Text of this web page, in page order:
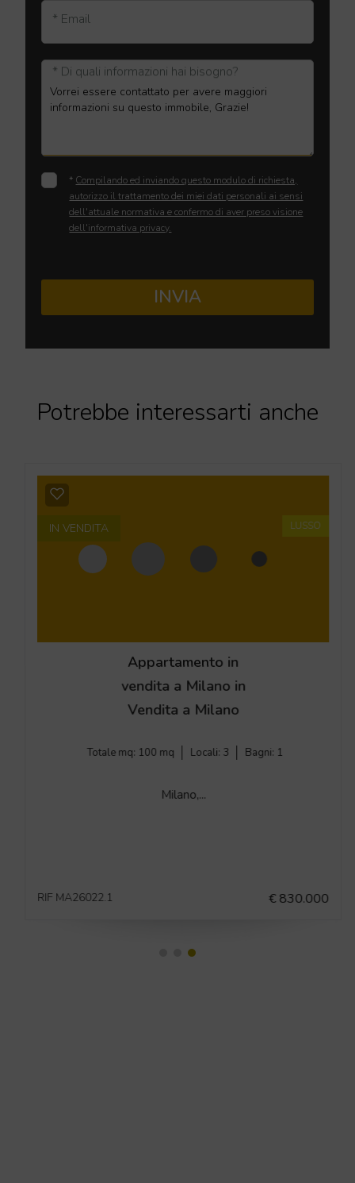
* Email
* Di quali informazioni hai bisogno?
* Compilando ed inviando questo modulo di richiesta,
autorizzo il trattamento dei miei dati personali ai sensi
dell'attuale normativa e confermo di aver preso visione
dell'informativa privacy.
INVIA
Potrebbe interessarti anche
IN VENDITA LUSSO
Appartamento in
vendita a Milano in
Vendita a Milano
Totale mq:100 mq Locali:3 Bagni:1
Milano,...
RIF MA26022.1 € 830.000